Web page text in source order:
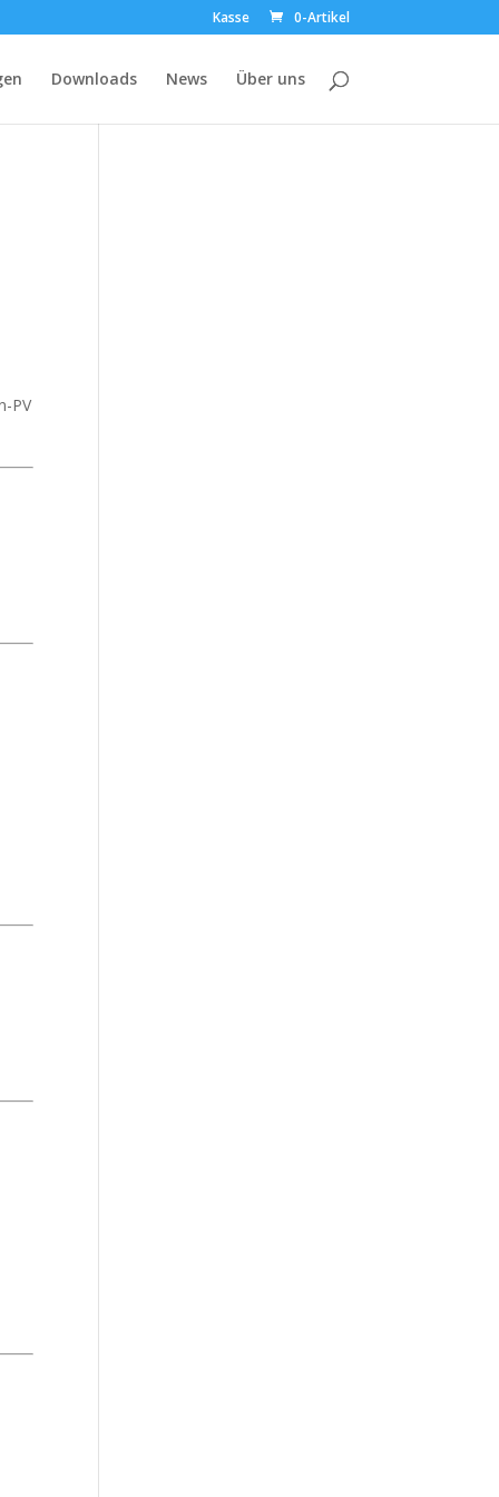
Kasse 0-Artikel
Downloads News Über uns
PV